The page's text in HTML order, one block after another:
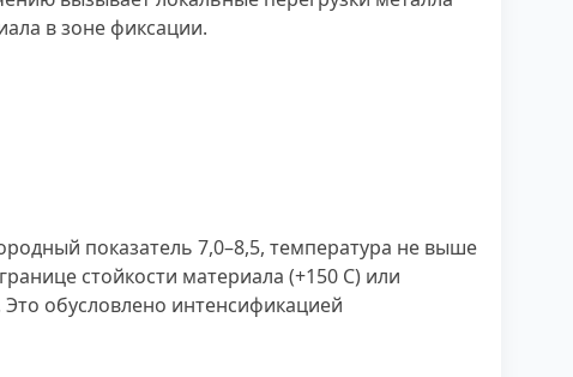
в зоне фиксации.
показатель 7,0–8,5, температура не выше
стойкости материала (+150 С) или
обусловлено интенсификацией